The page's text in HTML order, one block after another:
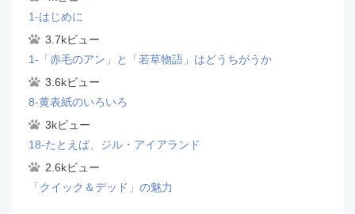
1-はじめに
3.7kビュー
1-「赤毛のアン」と「若草物語」はどうちがうか
3.6kビュー
8-黄表紙のいろいろ
3kビュー
18-たとえば、ジル・アイアランド
2.6kビュー
「クイック＆デッド」の魅力